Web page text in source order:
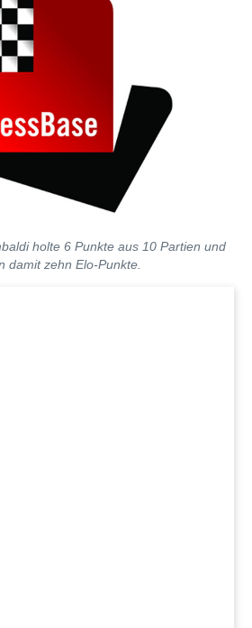
holte 6 Punkte aus 10 Partien und
damit zehn Elo-Punkte.